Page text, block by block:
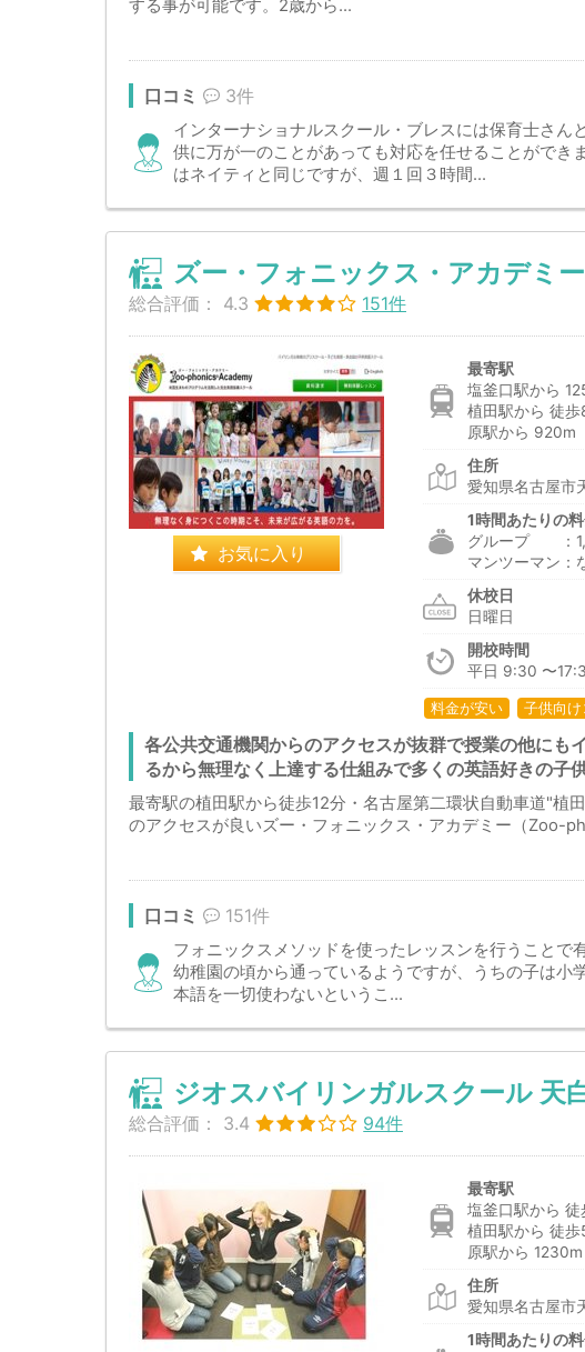
する事が可能です。2歳から...
口コミ 3件
インターナショナルスクール・ブレスには保育士さん
供に万が一のことがあっても対応を任せることができ
はネイティと同じですが、週１回３時間...
ズー・フォニックス・アカデミ
総合評価： 4.3 151件
お気に入り
最寄駅
塩釜口駅から
植田駅から 徒歩
原駅から 920m
住所
愛知県名古屋市
1時間あたりの
グループ ：
マンツーマン：
休校日
日曜日
開校時間
平日 9:30 〜
料金が安い 子供向け
各公共交通機関からのアクセスが抜群で授業の他にも
るから無理なく上達する仕組みで多くの英語好きの子
最寄駅の植田駅から徒歩12分・名古屋第二環状自動車道"植
のアクセスが良いズー・フォニックス・アカデミー（Zoo-
口コミ 151件
フォニックスメソッドを使ったレッスンを行うこと
幼稚園の頃から通っているようですが、うちの子は小
本語を一切使わないというこ...
ジオスバイリンガルスクール 天
総合評価： 3.4 94件
最寄駅
塩釜口駅から 徒
植田駅から 徒歩
原駅から 1230m
住所
愛知県名古屋市
1時間あたりの